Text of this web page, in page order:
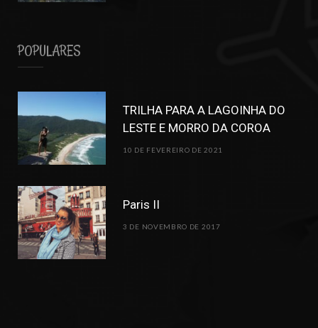
POPULARES
TRILHA PARA A LAGOINHA DO
LESTE E MORRO DA COROA
10 DE FEVEREIRO DE 2021
Paris II
3 DE NOVEMBRO DE 2017